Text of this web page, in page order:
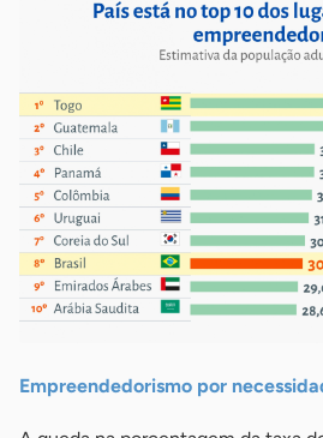
Empreendedorismo por